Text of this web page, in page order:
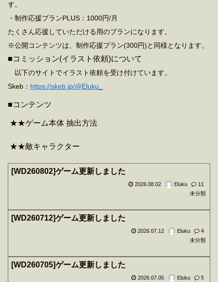
す。
・制作応援プランPLUS：1000円/月
たくさん応援していただける用のプランになります。
※公開コンテンツは、制作応援プラン(300円)と同様となります。
■コミッション(イラスト依頼)について
以下のサイトでイラスト依頼を受け付けています。
Skeb： https://skeb.jp/@Eluku_
■コンテンツ
★★ゲーム本体 抽出方法
★★敵キャラクター
[WD260802]ゲーム更新しました
2026.08.02 Eluku
11
未分類
[WD260712]ゲーム更新しました
2026.07.12 Eluku
4
未分類
[WD260705]ゲーム更新しました
2026.07.05 Eluku
5